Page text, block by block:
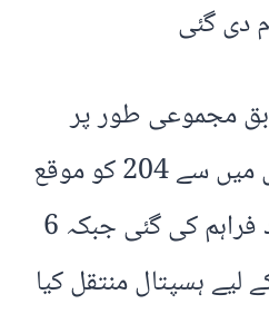
دی گئی
مجموعی طور پر
210 زخمی عزاداروں میں سے 204 کو موقع
پر ابتدائی طبی امداد فراہم کی گئی جبکہ 6
لیے ہسپتال منتقل کیا